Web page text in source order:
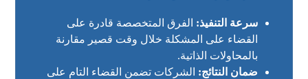
سرعة التنفيذ: الفرق المتخصصة قادرة على
القضاء على المشكلة خلال وقت قصير مقارنة
بالمحاولات الذاتية.
ضمان النتائج: الشركات تضمن القضاء التام على